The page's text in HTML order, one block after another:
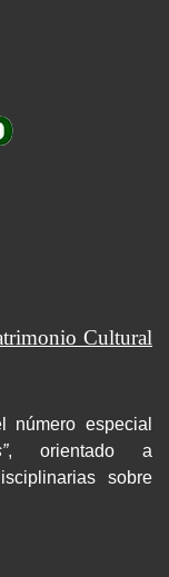
Cultural
especial
, orientado a
sobre